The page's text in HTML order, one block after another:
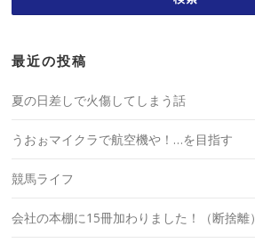
最近の投稿
夏の日差しで火傷してしまう話
うおぉマイクラで航空機や！…を目指す
競馬ライフ
会社の本棚に15冊加わりました！（断捨離）